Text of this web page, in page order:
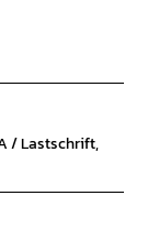
/ Lastschrift,